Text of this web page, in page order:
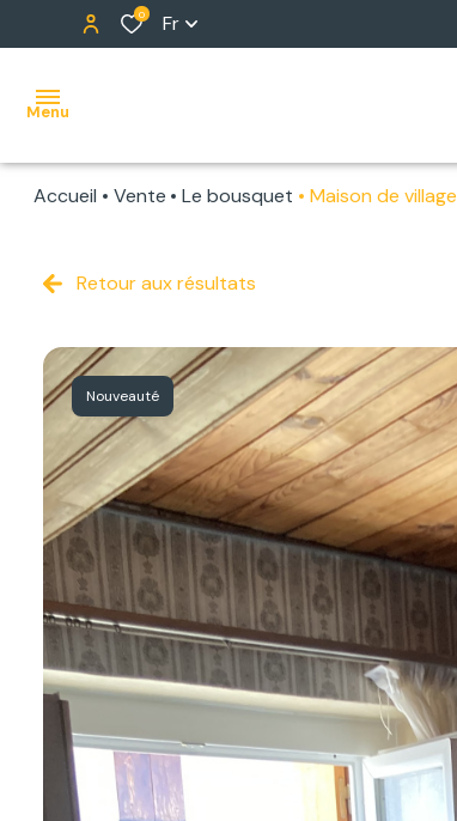
0 Fr
Menu
NOS
ALERTE
E-MAIL
NOTRE
ÉQUIPE
NOS
SERVICES
NOUS
CONTACTER
Accueil Vente Le bousquet Maison de village
Retour aux résultats
Nouveauté